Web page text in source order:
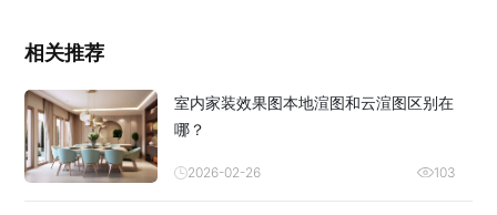
相关推荐
室内家装效果图本地渲图和云渲图区别在
哪？
2026-02-26 103